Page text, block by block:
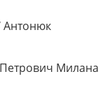
Антонюк
Милана